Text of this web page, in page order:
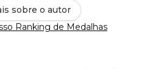
sobre o autor
Ranking de Medalhas